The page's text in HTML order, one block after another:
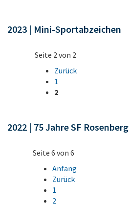
2023 | Mini-Sportabzeichen
Seite 2 von 2
Zurück
1
2
2022 | 75 Jahre SF Rosenberg
Seite 6 von 6
Anfang
Zurück
1
2